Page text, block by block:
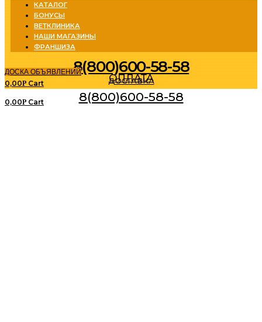
КАТАЛОГ
БОНУСЫ
ВЕТКЛИНИКА
НАШИ МАГАЗИНЫ
ФРАНШИЗА
8(800)600-58-58
ДОСКА ОБЪЯВЛЕНИЙ
ДОСТАВКА
ОПЛАТА
0,00Р Cart
8(800)600-58-58
0,00Р Cart